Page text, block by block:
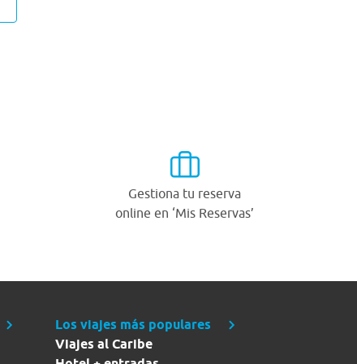
Gestiona tu reserva
online en ‘Mis Reservas’
Los viajes más populares
Viajes al Caribe